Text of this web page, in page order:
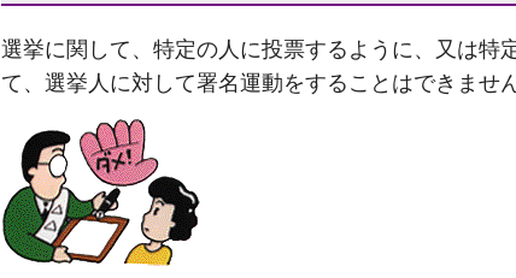
選挙に関して、特定の人に投票するように、又は特
て、選挙人に対して署名運動をすることはできません